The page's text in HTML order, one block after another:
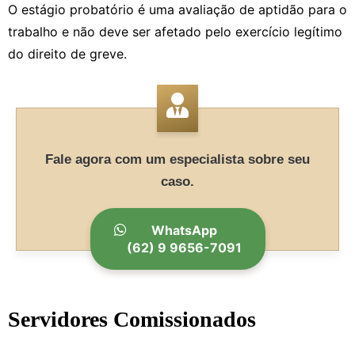
O estágio probatório é uma avaliação de aptidão para o
trabalho e não deve ser afetado pelo exercício legítimo
do direito de greve.
Fale agora com um especialista sobre seu
caso.
WhatsApp
(62) 9 9656-7091
Servidores Comissionados